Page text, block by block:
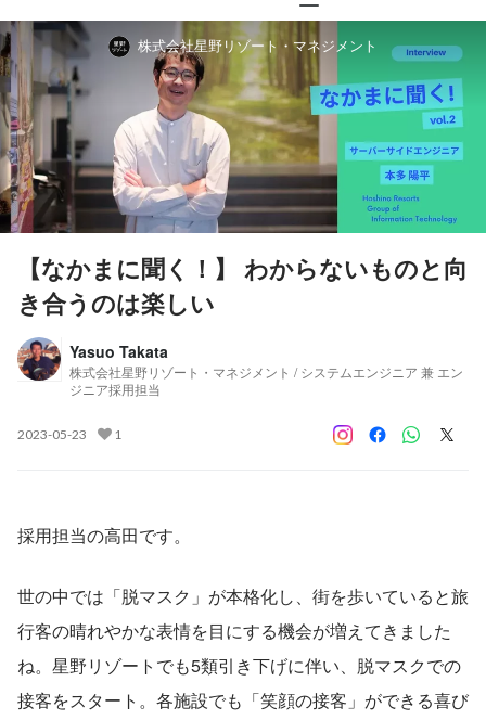
株式会社星野リゾート・マネジメント
【なかまに聞く！】 わからないものと向
き合うのは楽しい
Yasuo Takata
株式会社星野リゾート・マネジメント / システムエンジニア 兼 エン
ジニア採用担当
2023-05-23 1
採用担当の高田です。
世の中では「脱マスク」が本格化し、街を歩いていると旅
行客の晴れやかな表情を目にする機会が増えてきました
ね。星野リゾートでも5類引き下げに伴い、脱マスクでの
接客をスタート。各施設でも「笑顔の接客」ができる喜び